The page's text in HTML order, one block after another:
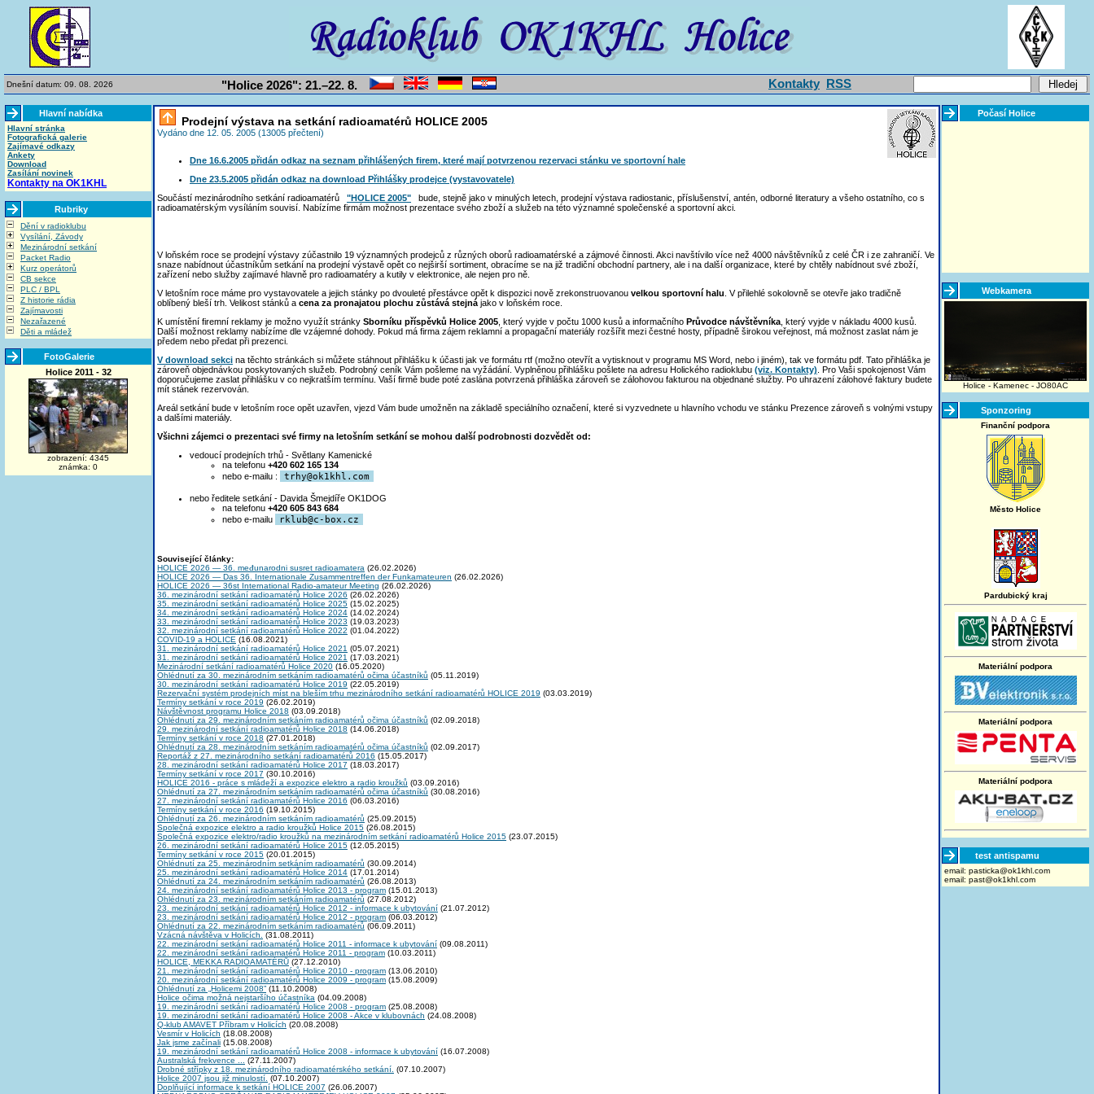
Dnešní datum: 09. 08. 2026 "Holice 2026": 21.–22. 8. Kontakty RSS
Hlavní nabídka
Hlavní stránka
Fotografická galerie
Zajímavé odkazy
Ankety
Download
Zasílání novinek
Kontakty na OK1KHL
Rubriky
Dění v radioklubu
Vysílání, Závody
Mezinárodní setkání
Packet Radio
Kurz operátorů
CB sekce
PLC / BPL
Z historie rádia
Zajímavosti
Nezařazené
Děti a mládež
FotoGalerie
Holice 2011 - 32
zobrazení: 4345
známka: 0
Prodejní výstava na setkání radioamatérů HOLICE 2005
Vydáno dne 12. 05. 2005 (13005 přečtení)
Dne 16.6.2005 přidán odkaz na seznam přihlášených firem, které mají potvrzenou rezervaci stánku ve sportovní hale
Dne 23.5.2005 přidán odkaz na download Přihlášky prodejce (vystavovatele)
Součástí mezinárodního setkání radioamatérů "HOLICE 2005" bude, stejně jako v minulých letech, prodejní výstava radiostanic, příslušenství, antén, odborné literatury a všeho ostatního, co s
radioamatérským vysíláním souvisí. Nabízíme firmám možnost prezentace svého zboží a služeb na této významné společenské a sportovní akci.
V loňském roce se prodejní výstavy zúčastnilo 19 významných prodejců z různých oborů radioamatérské a zájmové činnosti. Akci navštívilo více než 4000 návštěvníků z celé ČR i ze zahraničí. Ve
snaze nabídnout účastníkům setkání na prodejní výstavě opět co nejširší sortiment, obracíme se na již tradiční obchodní partnery, ale i na další organizace, které by chtěly nabídnout své zboží,
zařízení nebo služby zajímavé hlavně pro radioamatéry a kutily v elektronice, ale nejen pro ně.
V letošním roce máme pro vystavovatele a jejich stánky po dvouleté přestávce opět k dispozici nově zrekonstruovanou velkou sportovní halu . V přilehlé sokolovně se otevře jako tradičně
oblíbený bleší trh. Velikost stánků a cena za pronajatou plochu zůstává stejná jako v loňském roce.
K umístění firemní reklamy je možno využít stránky Sborníku příspěvků Holice 2005 , který vyjde v počtu 1000 kusů a informačního Průvodce návštěvníka , který vyjde v nákladu 4000 kusů.
Další možnost reklamy nabízíme dle vzájemné dohody. Pokud má firma zájem reklamní a propagační materiály rozšířit mezi čestné hosty, případně širokou veřejnost, má možnost zaslat nám je
předem nebo předat při prezenci.
V download sekci na těchto stránkách si můžete stáhnout přihlášku k účasti jak ve formátu rtf (možno otevřít a vytisknout v programu MS Word, nebo i jiném), tak ve formátu pdf. Tato přihláška je
zároveň objednávkou poskytovaných služeb. Podrobný ceník Vám pošleme na vyžádání. Vyplněnou přihlášku pošlete na adresu Holického radioklubu (viz. Kontakty) . Pro Vaši spokojenost Vám
doporučujeme zaslat přihlášku v co nejkratším termínu. Vaší firmě bude poté zaslána potvrzená přihláška zároveň se zálohovou fakturou na objednané služby. Po uhrazení zálohové faktury budete
mít stánek rezervován.
Areál setkání bude v letošním roce opět uzavřen, vjezd Vám bude umožněn na základě speciálního označení, které si vyzvednete u hlavního vchodu ve stánku Prezence zároveň s volnými vstupy
a dalšími materiály.
Všichni zájemci o prezentaci své firmy na letošním setkání se mohou další podrobnosti dozvědět od:
vedoucí prodejních trhů - Světlany Kamenické
na telefonu +420 602 165 134
nebo e-mailu :
trhy@ok1khl.com
nebo ředitele setkání - Davida Šmejdíře OK1DOG
na telefonu +420 605 843 684
nebo e-mailu
rklu b@c-box.cz
Související články:
HOLICE 2026 — 36. međunarodni susret radioamatera (26.02.2026)
HOLICE 2026 — Das 36. Internationale Zusammentreffen der Funkamateuren (26.02.2026)
HOLICE 2026 — 36st International Radio-amateur Meeting (26.02.2026)
36. mezinárodní setkání radioamatérů Holice 2026 (26.02.2026)
35. mezinárodní setkání radioamatérů Holice 2025 (15.02.2025)
34. mezinárodní setkání radioamatérů Holice 2024 (14.02.2024)
33. mezinárodní setkání radioamatérů Holice 2023 (19.03.2023)
32. mezinárodní setkání radioamatérů Holice 2022 (01.04.2022)
COVID-19 a HOLICE (16.08.2021)
31. mezinárodní setkání radioamatérů Holice 2021 (05.07.2021)
31. mezinárodní setkání radioamatérů Holice 2021 (17.03.2021)
Mezinárodní setkání radioamatérů Holice 2020 (16.05.2020)
Ohlédnutí za 30. mezinárodním setkáním radioamatérů očima účastníků (05.11.2019)
30. mezinárodní setkání radioamatérů Holice 2019 (22.05.2019)
Rezervační systém prodejních míst na bleším trhu mezinárodního setkání radioamatérů HOLICE 2019 (03.03.2019)
Termíny setkání v roce 2019 (26.02.2019)
Návštěvnost programu Holice 2018 (03.09.2018)
Ohlédnutí za 29. mezinárodním setkáním radioamatérů očima účastníků (02.09.2018)
29. mezinárodní setkání radioamatérů Holice 2018 (14.06.2018)
Termíny setkání v roce 2018 (27.01.2018)
Ohlédnutí za 28. mezinárodním setkáním radioamatérů očima účastníků (02.09.2017)
Reportáž z 27. mezinárodního setkání radioamatérů 2016 (15.05.2017)
28. mezinárodní setkání radioamatérů Holice 2017 (18.03.2017)
Termíny setkání v roce 2017 (30.10.2016)
HOLICE 2016 - práce s mládeží a expozice elektro a radio kroužků (03.09.2016)
Ohlédnutí za 27. mezinárodním setkáním radioamatérů očima účastníků (30.08.2016)
27. mezinárodní setkání radioamatérů Holice 2016 (06.03.2016)
Termíny setkání v roce 2016 (19.10.2015)
Ohlédnutí za 26. mezinárodním setkáním radioamatérů (25.09.2015)
Společná expozice elektro a radio kroužků Holice 2015 (26.08.2015)
Společná expozice elektro/radio kroužků na mezinárodním setkání radioamatérů Holice 2015 (23.07.2015)
26. mezinárodní setkání radioamatérů Holice 2015 (12.05.2015)
Termíny setkání v roce 2015 (20.01.2015)
Ohlédnutí za 25. mezinárodním setkáním radioamatérů (30.09.2014)
25. mezinárodní setkání radioamatérů Holice 2014 (17.01.2014)
Ohlédnutí za 24. mezinárodním setkáním radioamatérů (26.08.2013)
24. mezinárodní setkání radioamatérů Holice 2013 - program (15.01.2013)
Ohlédnutí za 23. mezinárodním setkáním radioamatérů (27.08.2012)
23. mezinárodní setkání radioamatérů Holice 2012 - informace k ubytování (21.07.2012)
23. mezinárodní setkání radioamatérů Holice 2012 - program (06.03.2012)
Ohlédnutí za 22. mezinárodním setkáním radioamatérů (06.09.2011)
Vzácná návštěva v Holicích.
(31.08.2011)
22. mezinárodní setkání radioamatérů Holice 2011 - informace k ubytování (09.08.2011)
22. mezinárodní setkání radioamatérů Holice 2011 - program (10.03.2011)
HOLICE, MEKKA RADIOAMATÉRŮ (27.12.2010)
21. mezinárodní setkání radioamatérů Holice 2010 - program (13.06.2010)
20. mezinárodní setkání radioamatérů Holice 2009 - program (15.08.2009)
Ohlédnutí za „Holicemi 2008” (11.10.2008)
Holice očima možná nejstaršího účastníka (04.09.2008)
19. mezinárodní setkání radioamatérů Holice 2008 - program (25.08.2008)
19. mezinárodní setkání radioamatérů Holice 2008 - Akce v klubovnách (24.08.2008)
Q-klub AMAVET Příbram v Holicích (20.08.2008)
Vesmír v Holicích (18.08.2008)
Jak jsme začínali (15.08.2008)
19. mezinárodní setkání radioamatérů Holice 2008 - informace k ubytování (16.07.2008)
Australská frekvence ...
(27.11.2007)
Drobné střípky z 18. mezinárodního radioamatérského setkání. (07.10.2007)
Holice 2007 jsou již minulostí. (07.10.2007)
Doplňující informace k setkání HOLICE 2007 (26.06.2007)
Počasí Holice
Webkamera
Holice - Kamenec - JO80AC
Sponzoring
Finanční podpora
Město Holice
Pardubický kraj
Materiální podpora
Materiální podpora
Materiální podpora
test antispamu
email: moc.lhk1ko@akcitsap
email: past@ok1khl.com